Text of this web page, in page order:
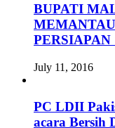
BUPATI
PERSIAPAN
July 11, 2016
PC LDII
acara Bersih